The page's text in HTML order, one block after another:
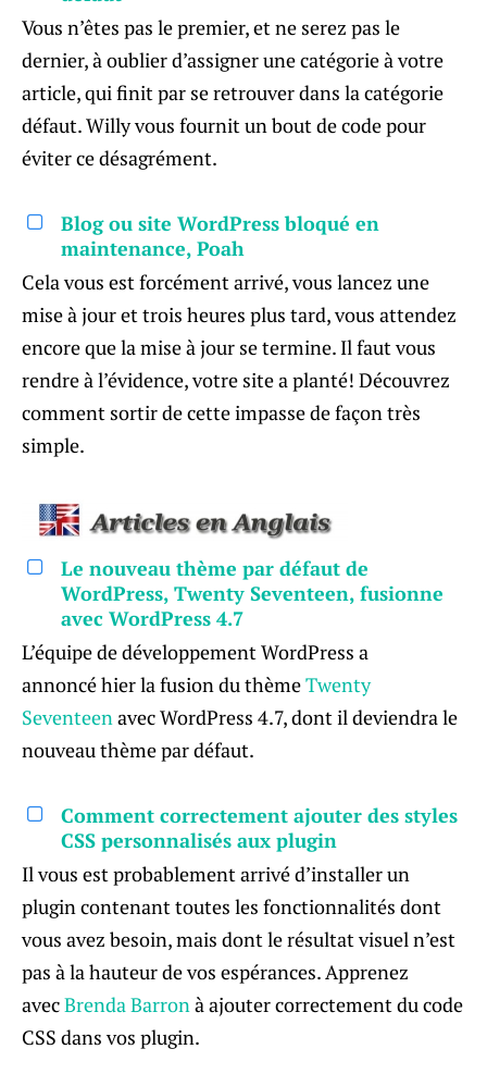
Vous n’êtes pas le premier, et ne serez pas le
dernier, à oublier d’assigner une catégorie à votre
article, qui finit par se retrouver dans la catégorie
défaut. Willy vous fournit un bout de code pour
éviter ce désagrément.
Blog ou site WordPress bloqué en
maintenance, Poah
Cela vous est forcément arrivé, vous lancez une
mise à jour et trois heures plus tard, vous attendez
encore que la mise à jour se termine. Il faut vous
rendre à l’évidence, votre site a planté! Découvrez
comment sortir de cette impasse de façon très
simple.
Le nouveau thème par défaut de
WordPress, Twenty Seventeen, fusionne
avec WordPress 4.7
L’équipe de développement WordPress a
annoncé hier la fusion du thèmeTwenty
Seventeenavec WordPress 4.7, dont il deviendra le
nouveau thème par défaut.
Comment correctement ajouter des styles
CSS personnalisés aux plugin
Il vous est probablement arrivé d’installer un
plugin contenant toutes les fonctionnalités dont
vous avez besoin, mais dont le résultat visuel n’est
pas à la hauteur de vos espérances. Apprenez
avecBrenda Barronà ajouter correctement du code
CSS dans vos plugin.